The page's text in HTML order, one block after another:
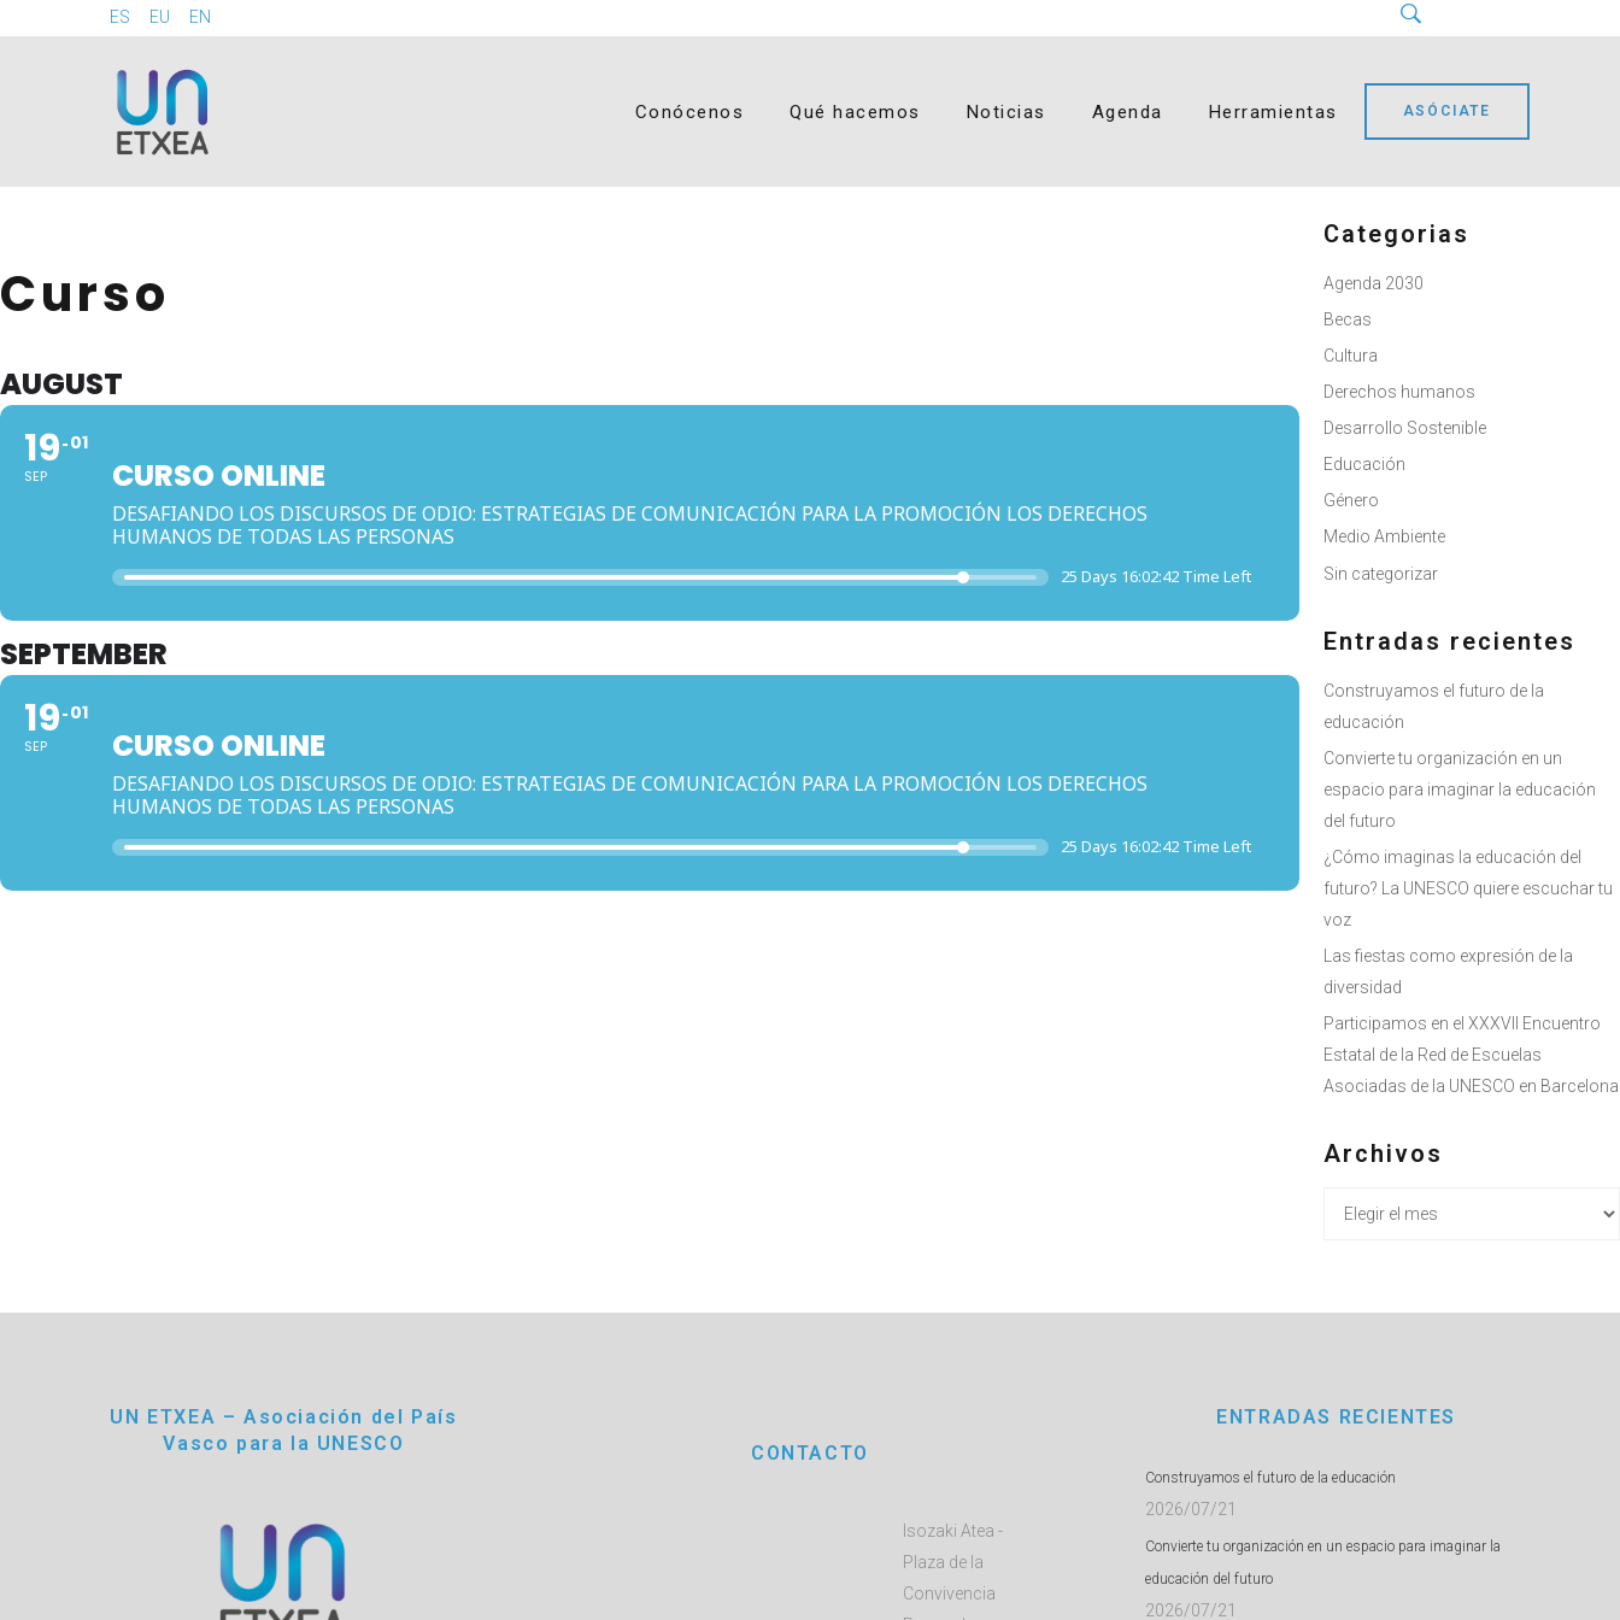
ES EU EN
Conócenos Qué hacemos Noticias Agenda Herramientas ASÓCIATE
Event Type : Curso
Curso
AUGUST
19
SEP
01
CURSO ONLINE
DESAFIANDO LOS DISCURSOS DE ODIO: ESTRATEGIAS DE COMUNICACIÓN PARA LA PROMOCIÓN LOS DERECHOS
HUMANOS DE TODAS LAS PERSONAS
25 Days 16:02:42 Time Left
SEPTEMBER
19
SEP
01
CURSO ONLINE
DESAFIANDO LOS DISCURSOS DE ODIO: ESTRATEGIAS DE COMUNICACIÓN PARA LA PROMOCIÓN LOS DERECHOS
HUMANOS DE TODAS LAS PERSONAS
25 Days 16:02:42 Time Left
Categorias
Agenda 2030
Becas
Cultura
Derechos humanos
Desarrollo Sostenible
Educación
Género
Medio Ambiente
Sin categorizar
Entradas recientes
Construyamos el futuro de la
educación
Convierte tu organización en un
espacio para imaginar la educación
del futuro
¿Cómo imaginas la educación del
futuro? La UNESCO quiere escuchar tu
voz
Las fiestas como expresión de la
diversidad
Participamos en el XXXVII Encuentro
Estatal de la Red de Escuelas
Asociadas de la UNESCO en Barcelona
Archivos
Archivos
UN ETXEA – Asociación del País
Vasco para la UNESCO
CONTACTO
Isozaki Atea -
Plaza de la
Convivencia
ENTRADAS RECIENTES
Construyamos el futuro de la educación
2026/07/21
Convierte tu organización en un espacio para imaginar la
educación del futuro
2026/07/21